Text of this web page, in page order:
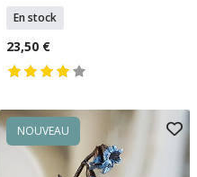
En stock
23,50 €
NOUVEAU